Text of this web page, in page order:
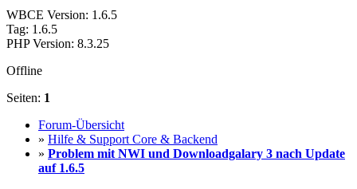
WBCE Version: 1.6.5
Tag: 1.6.5
PHP Version: 8.3.25
Offline
Seiten: 1
Forum-Übersicht
» Hilfe & Support Core & Backend
» Problem mit NWI und Downloadgalary 3 nach Update
auf 1.6.5